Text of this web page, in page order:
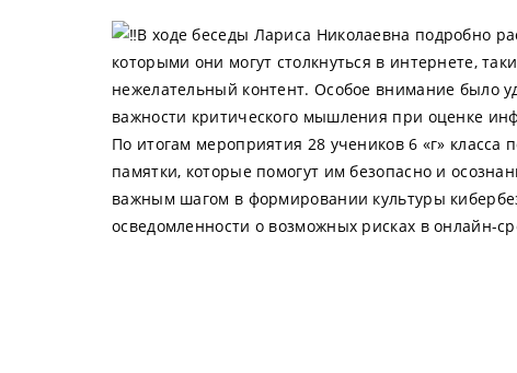
В ходе беседы Лариса Николаевна подробно
которыми они могут столкнуться в интернете,
нежелательный контент. Особое внимание было
важности критического мышления при оценке
По итогам мероприятия 28 учеников 6 «г»
памятки, которые помогут им безопасно и
важным шагом в формировании культуры
осведомленности о возможных рисках в онлайн-